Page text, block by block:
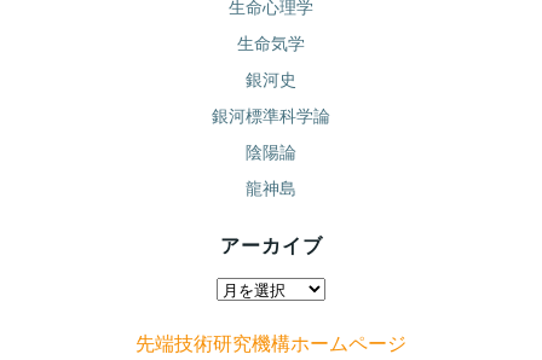
生命心理学
生命気学
銀河史
銀河標準科学論
陰陽論
龍神島
アーカイブ
ア
カ
先端技術研究機構ホームページ